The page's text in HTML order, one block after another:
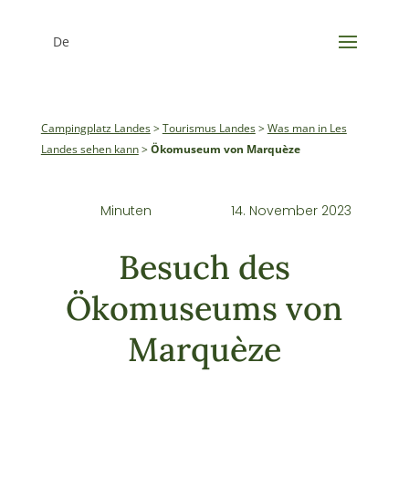
De
Campingplatz Landes>Tourismus Landes>Was man in Les
Landes sehen kann>Ökomuseum von Marquèze
Minuten 14. November 2023
Besuch des
Ökomuseums von
Marquèze